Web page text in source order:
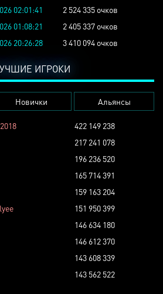
02:01:41
2 524 335 очков
01:08:21
2 405 337 очков
20:26:28 3 410 094 очков
ИГРОКИ
Новички Альянсы
422 149 238
217 241 078
196 236 520
165 714 391
159 163 204
151 950 399
146 634 180
146 612 370
143 608 339
143 562 522